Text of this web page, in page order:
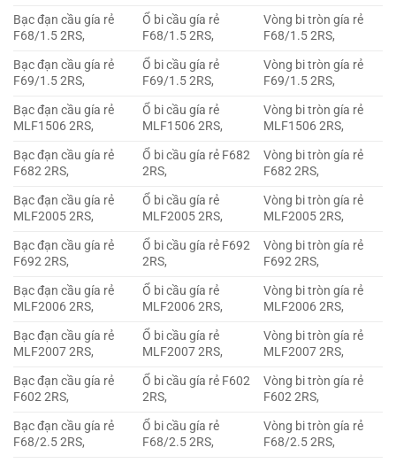
Bạc đạn cầu gía rẻ
F68/1.5 2RS,
Ổ bi cầu gía rẻ
F68/1.5 2RS,
Vòng bi tròn gía rẻ
F68/1.5 2RS,
Bạc đạn cầu gía rẻ
F69/1.5 2RS,
Ổ bi cầu gía rẻ
F69/1.5 2RS,
Vòng bi tròn gía rẻ
F69/1.5 2RS,
Bạc đạn cầu gía rẻ
MLF1506 2RS,
Ổ bi cầu gía rẻ
MLF1506 2RS,
Vòng bi tròn gía rẻ
MLF1506 2RS,
Bạc đạn cầu gía rẻ
F682 2RS,
Ổ bi cầu gía rẻ F682
2RS,
Vòng bi tròn gía rẻ
F682 2RS,
Bạc đạn cầu gía rẻ
MLF2005 2RS,
Ổ bi cầu gía rẻ
MLF2005 2RS,
Vòng bi tròn gía rẻ
MLF2005 2RS,
Bạc đạn cầu gía rẻ
F692 2RS,
Ổ bi cầu gía rẻ F692
2RS,
Vòng bi tròn gía rẻ
F692 2RS,
Bạc đạn cầu gía rẻ
MLF2006 2RS,
Ổ bi cầu gía rẻ
MLF2006 2RS,
Vòng bi tròn gía rẻ
MLF2006 2RS,
Bạc đạn cầu gía rẻ
MLF2007 2RS,
Ổ bi cầu gía rẻ
MLF2007 2RS,
Vòng bi tròn gía rẻ
MLF2007 2RS,
Bạc đạn cầu gía rẻ
F602 2RS,
Ổ bi cầu gía rẻ F602
2RS,
Vòng bi tròn gía rẻ
F602 2RS,
Bạc đạn cầu gía rẻ
F68/2.5 2RS,
Ổ bi cầu gía rẻ
F68/2.5 2RS,
Vòng bi tròn gía rẻ
F68/2.5 2RS,